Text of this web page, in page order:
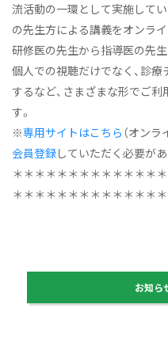
流活動の一環として実施して
の先生方による講義をオンラ
研修医の先生から指導医の先
個人での視聴だけでなく、診
するなど、さまざまな形でご
す。
※専用サイトはこちら （オン
会員登録していただく必要があ
＊＊＊＊＊＊＊＊＊＊＊＊＊
＊＊＊＊＊＊＊＊＊＊＊＊＊
お知ら